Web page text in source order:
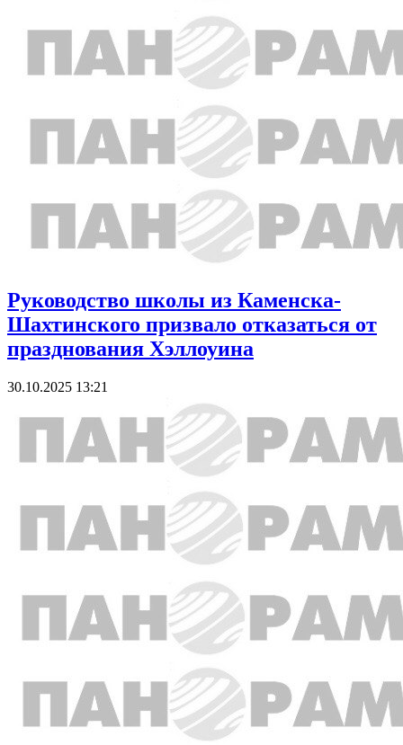
Руководство школы из Каменска-
Шахтинского призвало отказаться от
празднования Хэллоуина
30.10.2025 13:21